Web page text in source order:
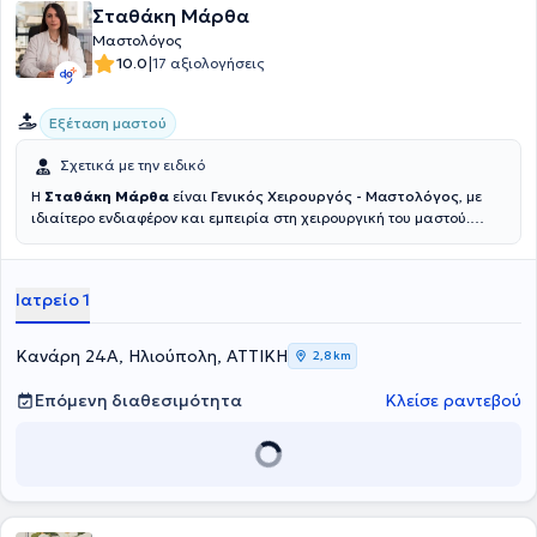
Σταθάκη Μάρθα
Μαστολόγος
10.0|17 αξιολογήσεις
Εξέταση μαστού
Σχετικά με την ειδικό
Η Σταθάκη Μάρθα είναι Γενικός Χειρουργός - Μαστολόγος, με
ιδιαίτερο ενδιαφέρον και εμπειρία στη χειρουργική του μαστού.
διατηρεί και ιδωτικό ιατρείο στην Ηλιούπολη. Είναι απόφοιτη, και
Καποδιαστριακού Πανεπιστημίου Αθηνών, καθώς και κάτοχος
μεταπτυχιακού τίτλου σπουδών με θέμα την Επείγουσα
Προνοσοκομεική Ιατρική. Το θέμα της διδακτορικής της διατριβής
αφορά την μοριακή βιολογία και τους μηχανισμούς
καρκινογένεσης. Η γιατρός συμμετέχει στη λειτουργία του Ιατρείου
Μαστού του Χειρουργικού Τμήματος του Γ.Ν. “Έλενα Βενιζέλου” και
αξιολόγηση απεικονιστικών εξετάσεων και συμβουλευτική κινδύνου
Χειρουργική Κλινική Ε.Κ.Π.Α. Πραγματοποιεί ετησίως πολυάριθμες
Ιατρείο 1
Κανάρη 24Α, Ηλιούπολη, ΑΤΤΙΚΗ 2,8 km
Επόμενη διαθεσιμότητα Κλείσε ραντεβού